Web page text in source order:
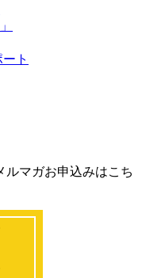
ト
ルマガお申込みはこち